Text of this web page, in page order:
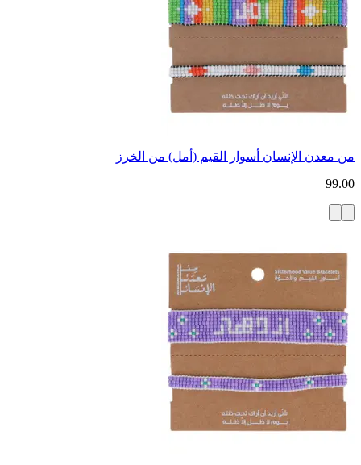
من معدن الإنسان أسوار القيم (أمل) من الخرز
99.00